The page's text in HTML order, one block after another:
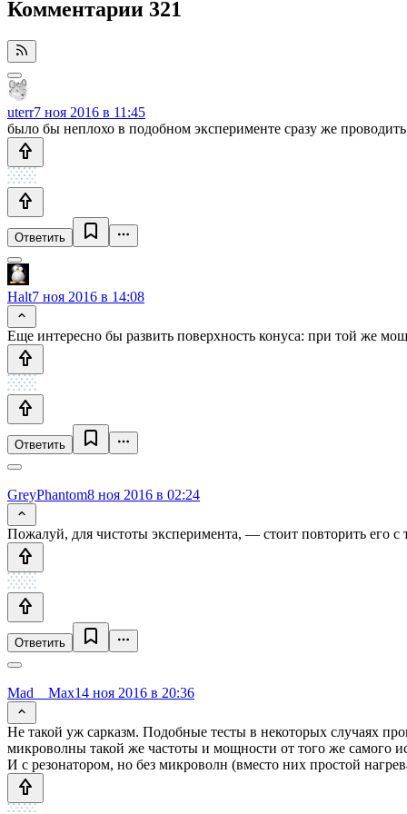
Комментарии 321
uterr7 ноя 2016 в 11:45
было бы неплохо в подобном эксперименте сразу же
Ответить
Halt7 ноя 2016 в 14:08
Еще интересно бы развить поверхность конуса: при той же
Ответить
GreyPhantom8 ноя 2016 в 02:24
Пожалуй, для чистоты эксперимента, — стоит повторить его с
Ответить
Mad__Max14 ноя 2016 в 20:36
Не такой уж сарказм. Подобные тесты в некоторых случаях
микроволны такой же частоты и мощности от того же самого
И с резонатором, но без микроволн (вместо них простой